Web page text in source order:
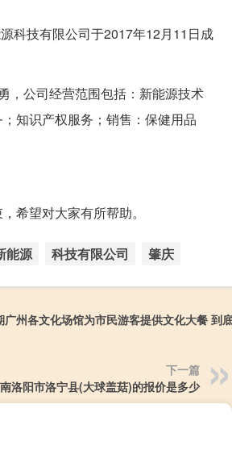
科技有限公司于2017年12月11日成
，公司经营范围包括：新能源技术
知识产权服务；销售：保健用品
希望对大家有所帮助。
能源 科技有限公司 肇庆
州各文化场馆为市民游客提供文化大餐 到
下一篇
洛阳市洛宁县(大球盖菇)的报价是多少